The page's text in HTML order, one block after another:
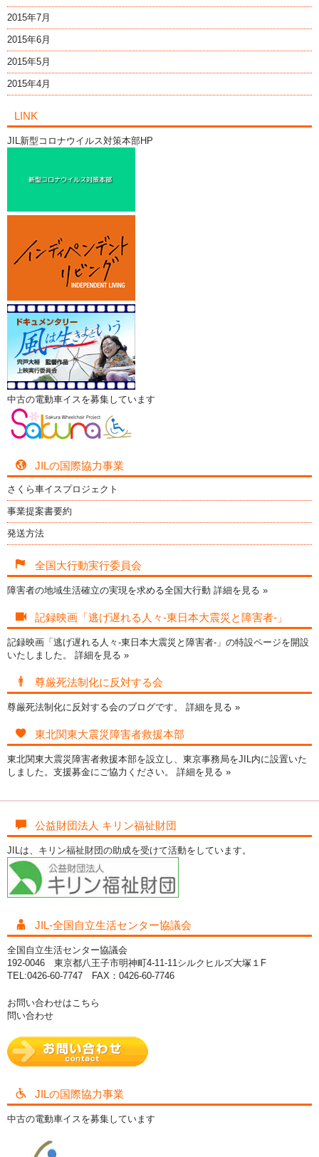
2015年7月
2015年6月
2015年5月
2015年4月
LINK
JIL新型コロナウイルス対策本部HP
中古の電動車イスを募集しています
JILの国際協力事業
さくら車イスプロジェクト
事業提案書要約
発送方法
全国大行動実行委員会
障害者の地域生活確立の実現を求める全国大行動 詳細を見る »
記録映画「逃げ遅れる人々-東日本大震災と障害者-」
記録映画「逃げ遅れる人々-東日本大震災と障害者-」の特設ページを開設
いたしました。 詳細を見る »
尊厳死法制化に反対する会
尊厳死法制化に反対する会のブログです。 詳細を見る »
東北関東大震災障害者救援本部
東北関東大震災障害者救援本部を設立し、東京事務局をJIL内に設置いた
しました。支援募金にご協力ください。 詳細を見る »
公益財団法人 キリン福祉財団
JILは、キリン福祉財団の助成を受けて活動をしています。
JIL-全国自立生活センター協議会
全国自立生活センター協議会
192-0046 東京都八王子市明神町4-11-11シルクヒルズ大塚１F
TEL:0426-60-7747 FAX：0426-60-7746
お問い合わせはこちら
問い合わせ
JILの国際協力事業
中古の電動車イスを募集しています